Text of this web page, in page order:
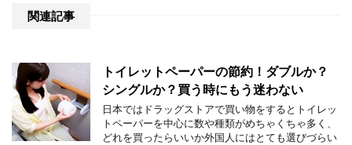
関連記事
トイレットペーパーの節約！ダブルか？
シングルか？買う時にもう迷わない
日本ではドラッグストアで買い物をするとトイレッ
トペーパーを中心に数や種類がめちゃくちゃ多く、
どれを買ったらいいか外国人にはとても選びづらい